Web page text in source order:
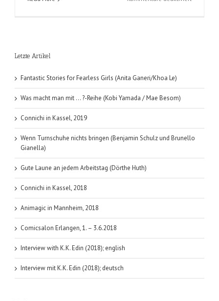
Letzte Artikel
Fantastic Stories for Fearless Girls (Anita Ganeri/Khoa Le)
Was macht man mit … ?-Reihe (Kobi Yamada / Mae Besom)
Connichi in Kassel, 2019
Wenn Turnschuhe nichts bringen (Benjamin Schulz und Brunello
Gianella)
Gute Laune an jedem Arbeitstag (Dörthe Huth)
Connichi in Kassel, 2018
Animagic in Mannheim, 2018
Comicsalon Erlangen, 1. – 3.6.2018
Interview with K.K. Edin (2018); english
Interview mit K.K. Edin (2018); deutsch